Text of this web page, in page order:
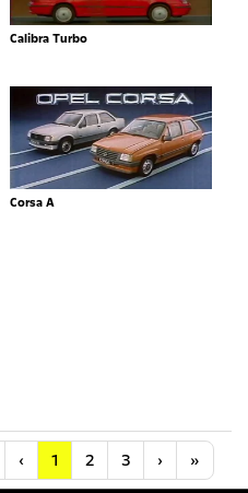
Calibra Turbo
Corsa A
Anfang
‹ Vorherige
1 2 3 ›Nächste
»